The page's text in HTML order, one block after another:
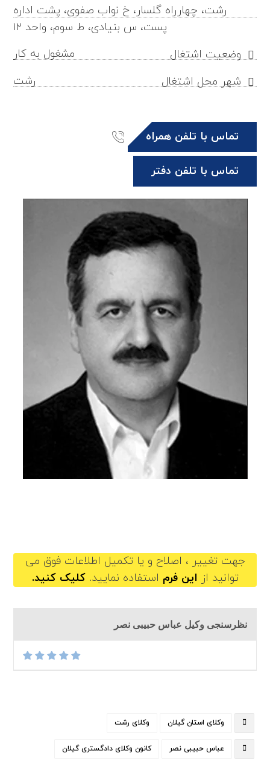
رشت، چهارراه گلسار، خ نواب صفوی، پشت اداره
پست، س بنیادی، ط سوم، واحد ۱۲
وضعیت اشتغال
مشغول به کار
شهر محل اشتغال
رشت
تماس با تلفن همراه
تماس با تلفن دفتر
جهت تغییر ، اصلاح و یا تکمیل اطلاعات فوق می
توانید از این فرم استفاده نمایید. کلیک کنید.
نظرسنجی وکیل عباس حبیبی نصر
وکلای استان گیلان وکلای رشت
عباس حبیبی نصر کانون وکلای دادگستری گیلان